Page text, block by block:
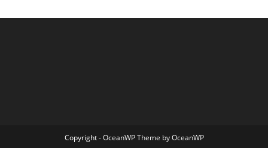
Copyright - OceanWP Theme by OceanWP